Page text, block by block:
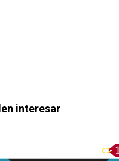
interesar